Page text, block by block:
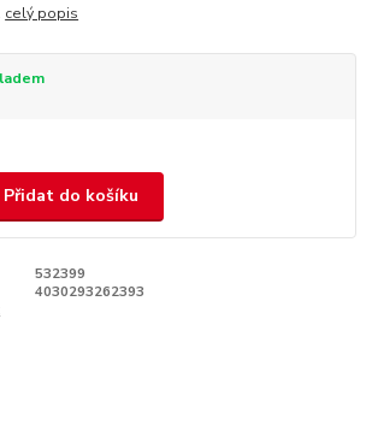
celý popis
Přidat do košíku
532399
4030293262393